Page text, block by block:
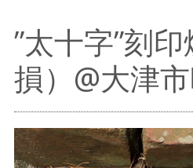
”太十字”刻
損）@大津